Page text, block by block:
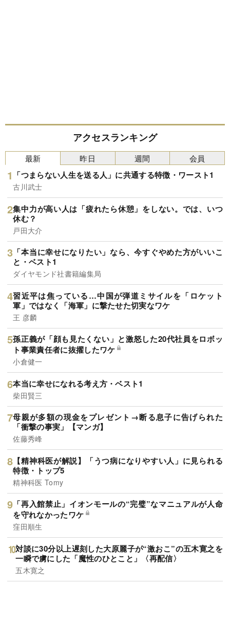
アクセスランキング
最新
「つまらない人生を送る人」に共通する特徴・ワースト1
古川武士
集中力が高い人は「疲れたら休憩」をしない。では、いつ
休む？
戸田大介
「本当に幸せになりたい」なら、今すぐやめた方がいいこ
と・ベスト1
ダイヤモンド社書籍編集局
習近平は焦っている…中国が弾道ミサイルを「ロケット
軍」ではなく「海軍」に撃たせた切実なワケ
王 彦麟
孫正義が「顔も見たくない」と激怒した20代社員をロボッ
ト事業責任者に抜擢したワケ
小倉健一
本当に幸せになれる考え方・ベスト1
柴田賢三
母親が多額の現金をプレゼント→断る息子に告げられた
「衝撃の事実」【マンガ】
佐藤秀峰
【精神科医が解説】「うつ病になりやすい人」に見られる
特徴・トップ5
精神科医 Tomy
「再入館禁止」イオンモールの“完璧”なマニュアルが人命
を守れなかったワケ
窪田順生
対談に30分以上遅刻した大原麗子が“激おこ”の五木寛之を
一瞬で虜にした「魔性のひとこと」〈再配信〉
五木寛之
昨日 週間 会員